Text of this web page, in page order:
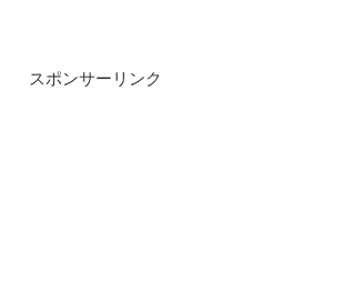
スポンサーリンク